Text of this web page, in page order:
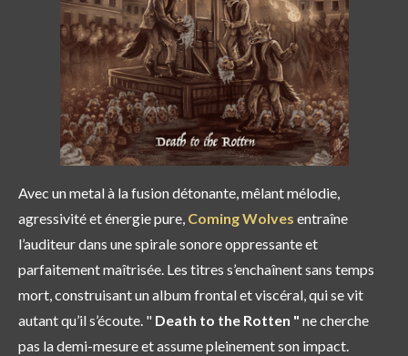
Avec un metal à la fusion détonante, mêlant mélodie,
agressivité et énergie pure, Coming Wolves entraîne
l’auditeur dans une spirale sonore oppressante et
parfaitement maîtrisée. Les titres s’enchaînent sans temps
mort, construisant un album frontal et viscéral, qui se vit
autant qu’il s’écoute. " Death to the Rotten " ne cherche
pas la demi-mesure et assume pleinement son impact.